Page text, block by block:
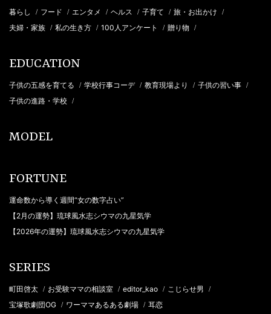
暮らし / フード / エンタメ / ヘルス / 子育て / 旅・お出かけ /
夫婦・家族 / 私の生き方 / 100人アンケート / 贈り物 /
EDUCATION
子供の五感を育てる / 学校行事コーデ / 教育現場より / 子供の習い事 /
子供の進路・学校 /
MODEL
FORTUNE
運命数から導く週間“女の数字占い”
【2月の運勢】琉球風水志シウマの九星気学
【2026年の運勢】琉球風水志シウマの九星気学
SERIES
町田啓太 / お受験ママの相談室 / editor_kao / こじらせ男 /
宝塚歌劇団OG / ワーママあるある劇場 / 耳恋